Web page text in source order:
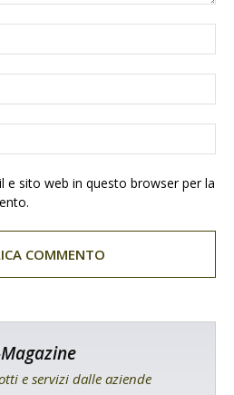
e sito web in questo browser per la
e servizi dalle aziende